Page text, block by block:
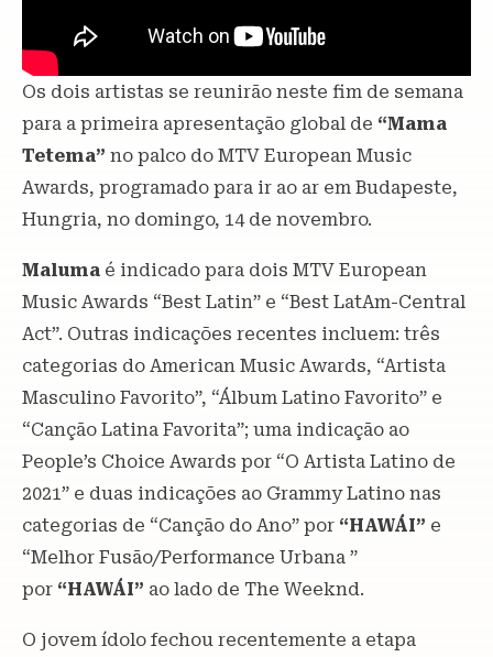
Os dois artistas se reunirão neste fim de semana
para a primeira apresentação global de “Mama
Tetema” no palco do MTV European Music
Awards, programado para ir ao ar em Budapeste,
Hungria, no domingo, 14 de novembro.
Maluma é indicado para dois MTV European
Music Awards “Best Latin” e “Best LatAm-Central
Act”. Outras indicações recentes incluem: três
categorias do American Music Awards, “Artista
Masculino Favorito”, “Álbum Latino Favorito” e
“Canção Latina Favorita”; uma indicação ao
People’s Choice Awards por “O Artista Latino de
2021” e duas indicações ao Grammy Latino nas
categorias de “Canção do Ano” por “HAWÁI” e
“Melhor Fusão/Performance Urbana ”
por “HAWÁI” ao lado de The Weeknd.
O jovem ídolo fechou recentemente a etapa